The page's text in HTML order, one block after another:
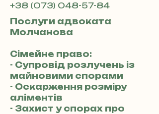
+38 (073) 048-57-84
Послуги адвоката
Молчанова
Сімейне право:
- Супровід розлучень із
майновими спорами
- Оскарження розміру
аліментів
- Захист у спорах про